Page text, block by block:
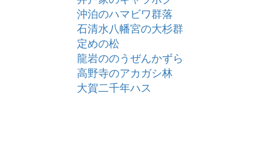
沖泊のハマビワ群落
石清水八幡宮の大杉群
定めの松
龍岩ののうぜんかずら
高野寺のアカガシ林
大賀二千年ハス